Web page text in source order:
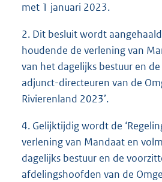
met 1 januari 2023.
2. Dit besluit wordt aangehaald
houdende de verlening van
van het dagelijks bestuur en
adjunct-directeuren van de
Rivierenland 2023’.
4. Gelijktijdig wordt de
verlening van Mandaat en
dagelijks bestuur en de
afdelingshoofden van de